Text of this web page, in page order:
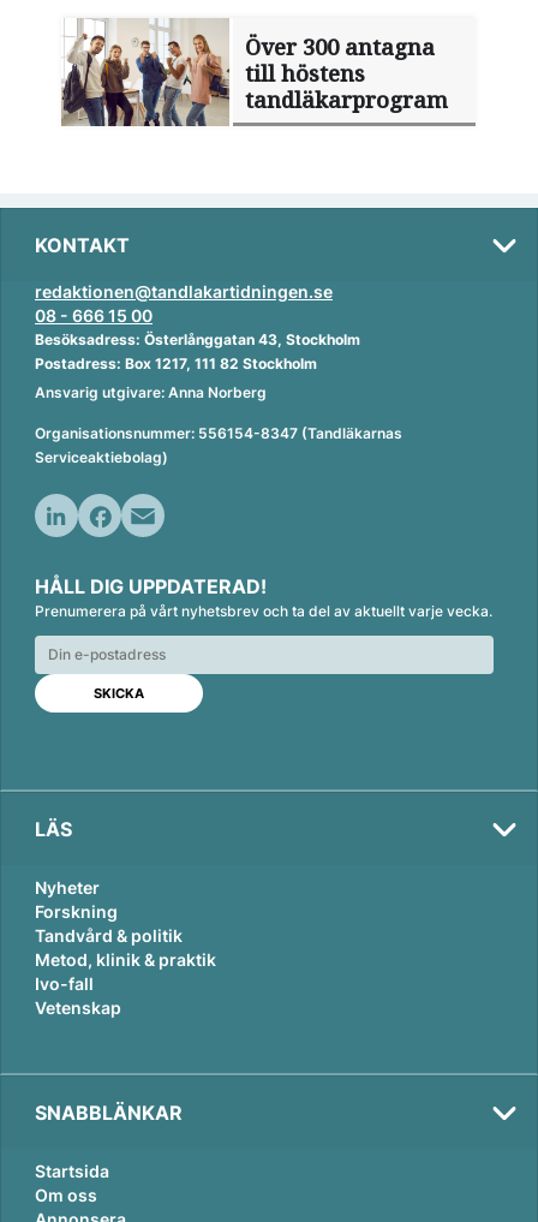
Över 300 antagna
till höstens
tandläkarprogram
KONTAKT
redaktionen@tandlakartidningen.se
08 - 666 15 00
Besöksadress: Österlånggatan 43, Stockholm
Postadress: Box 1217, 111 82 Stockholm
Ansvarig utgivare: Anna Norberg
Organisationsnummer: 556154-8347 (Tandläkarnas
Serviceaktiebolag)
n
k
e
d
n
c
e
b
o
o
k
a
i
l
HÅLL DIG UPPDATERAD!
Prenumerera på vårt nyhetsbrev och ta del av aktuellt varje vecka.
LÄS
Nyheter
Forskning
Tandvård & politik
Metod, klinik & praktik
Ivo-fall
Vetenskap
SNABBLÄNKAR
Startsida
Om oss